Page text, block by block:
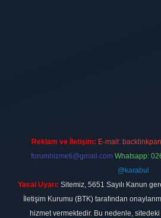
Reklam ve İletişim: E-mail:
forumhizmeti@gmail.com Whatsapp:
@karabul
Yasal Uyarı: Sitemiz, 5651 Sayılı Kanun
İletişim Kurumu (BTK) tarafından
hizmet vermektedir. Bu nedenle,